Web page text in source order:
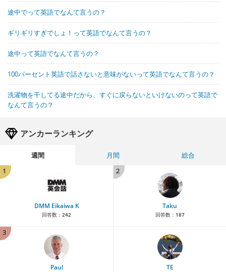
途中でって英語でなんて言うの？
ギリギリすぎでしょ！って英語でなんて言うの？
途中って英語でなんて言うの？
100パーセント英語で話さないと意味がないって英語でなんて言うの？
洗濯物を干してる途中だから、すぐに戻らないといけないのって英語で
なんて言うの？
アンカーランキング
週間 月間
総合
1
DMM Eikaiwa K
回答数： 242
2
Taku
回答数： 187
3
Paul TE